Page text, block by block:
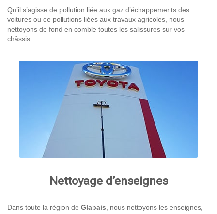
Qu’il s’agisse de pollution liée aux gaz d’échappements des
voitures ou de pollutions liées aux travaux agricoles, nous
nettoyons de fond en comble toutes les salissures sur vos
châssis.
Nettoyage d’enseignes
Dans toute la région de Glabais, nous nettoyons les enseignes,